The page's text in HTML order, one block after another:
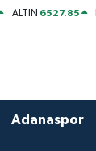
ALTIN 6527.85
Adanaspor